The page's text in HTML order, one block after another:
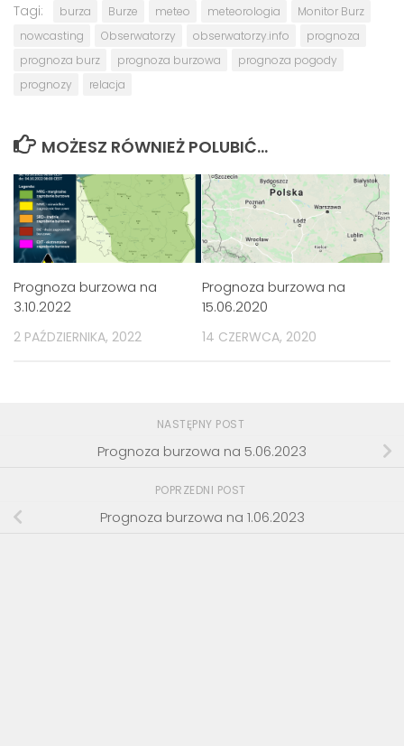
Tagi: burza Burze meteo meteorologia
Monitor Burz
nowcasting
Obserwatorzy obserwatorzy.info
prognoza
prognoza burz
prognoza burzowa
prognoza pogody
prognozy
relacja
MOŻESZ RÓWNIEŻ POLUBIĆ…
Prognoza burzowa na
3.10.2022
2 PAŹDZIERNIKA, 2022
Prognoza burzowa na
15.06.2020
14 CZERWCA, 2020
NASTĘPNY POST
Prognoza burzowa na 5.06.2023
POPRZEDNI POST
Prognoza burzowa na 1.06.2023